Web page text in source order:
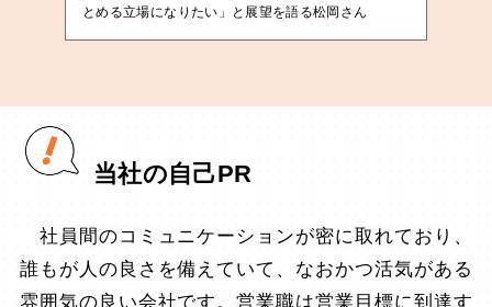
とめる立場になりたい」と展望を語る松岡さん
当社の自己PR
社員間のコミュニケーションが密に取れており、
誰もが人の良さを備えていて、なおかつ活気がある
雰囲気の良い会社です。営業職は営業目標に到達す